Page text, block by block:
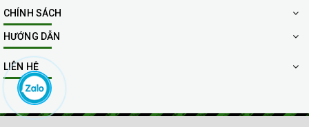
CHÍNH SÁCH
HƯỚNG DẪN
LIÊN HỆ